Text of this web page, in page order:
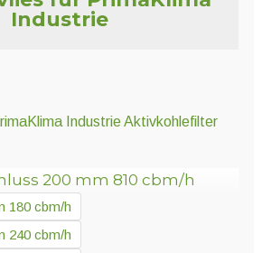
Biozide
Industrie
Industrie Aktivkohlefilter
200 mm 810 cbm/h
180 cbm/h
240 cbm/h